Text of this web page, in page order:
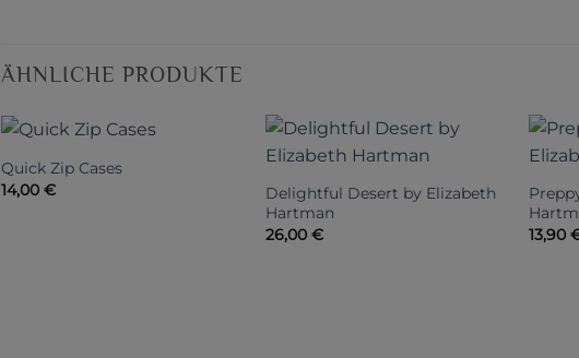
ÄHNLICHE PRODUKTE
Quick Zip Cases
14,00 €
Delightful Desert by Elizabeth
Hartman
26,00 €
13,90